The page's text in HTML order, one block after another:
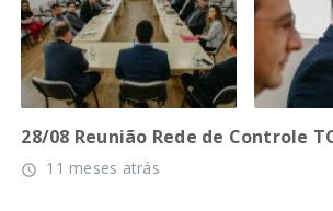
28/08 Reunião Rede de Controle
access_time 11 meses atrás